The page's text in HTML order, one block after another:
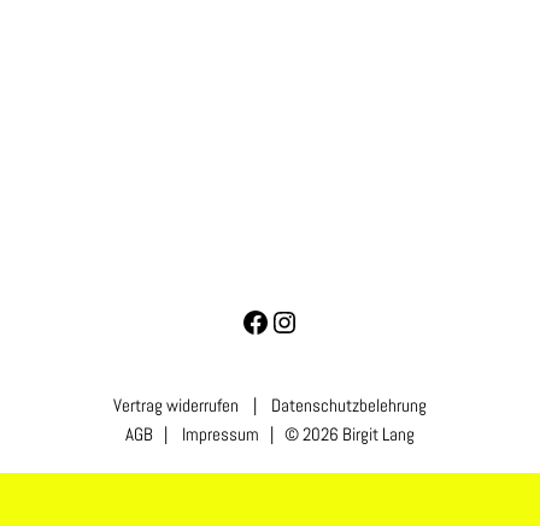
Vertrag widerrufen | Datenschutzbelehrung
AGB | Impressum | © 2026 Birgit Lang